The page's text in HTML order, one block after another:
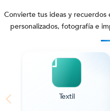
Convierte tus ideas y
personalizados, fotografía e
Textil